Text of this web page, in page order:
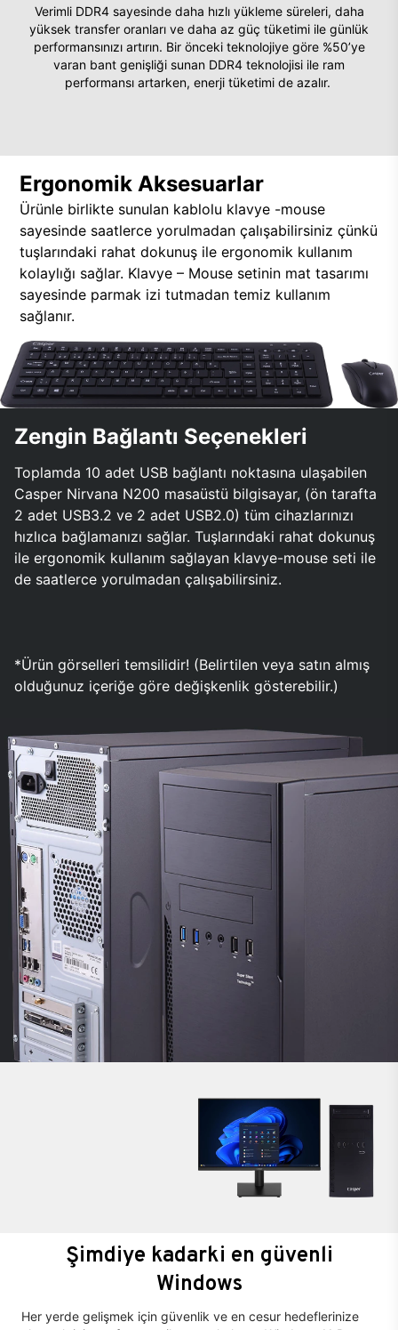
Verimli DDR4 sayesinde daha hızlı yükleme süreleri, daha
yüksek transfer oranları ve daha az güç tüketimi ile günlük
performansınızı artırın. Bir önceki teknolojiye göre %50’ye
varan bant genişliği sunan DDR4 teknolojisi ile ram
performansı artarken, enerji tüketimi de azalır.
Ergonomik Aksesuarlar
Ürünle birlikte sunulan kablolu klavye -mouse
sayesinde saatlerce yorulmadan çalışabilirsiniz çünkü
tuşlarındaki rahat dokunuş ile ergonomik kullanım
kolaylığı sağlar. Klavye – Mouse setinin mat tasarımı
sayesinde parmak izi tutmadan temiz kullanım
sağlanır.
Zengin Bağlantı Seçenekleri
Toplamda 10 adet USB bağlantı noktasına ulaşabilen
Casper Nirvana N200 masaüstü bilgisayar, (ön tarafta
2 adet USB3.2 ve 2 adet USB2.0) tüm cihazlarınızı
hızlıca bağlamanızı sağlar. Tuşlarındaki rahat dokunuş
ile ergonomik kullanım sağlayan klavye-mouse seti ile
de saatlerce yorulmadan çalışabilirsiniz.
*Ürün görselleri temsilidir! (Belirtilen veya satın almış
olduğunuz içeriğe göre değişkenlik gösterebilir.)
Şimdiye kadarki en güvenli
Windows
Her yerde gelişmek için güvenlik ve en cesur hedeflerinize